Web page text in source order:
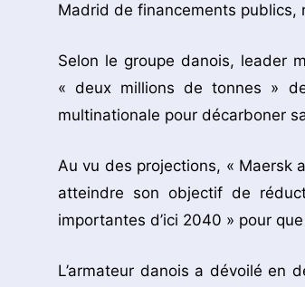
Madrid de financements publics,
Selon le groupe danois, leader
« deux millions de tonnes »
multinationale pour décarboner
Au vu des projections, « Maersk
atteindre son objectif de
importantes d’ici 2040 » pour
L’armateur danois a dévoilé en